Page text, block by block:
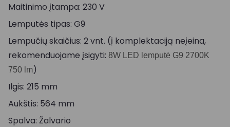
Maitinimo įtampa: 230 V
Lemputės tipas: G9
Lempučių skaičius: 2 vnt. (į komplektaciją neįeina,
rekomenduojame įsigyti: 8W LED lemputė G9 2700K
750 lm)
Ilgis: 215 mm
Aukštis: 564 mm
Spalva: Žalvario